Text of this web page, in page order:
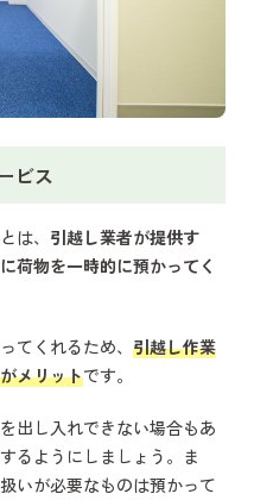
ビス
は、 引越し業者が提供す
荷物を一時的に預かってく
てくれるため、 引越し作業
メリットです。
出し入れできない場合もあ
るようにしましょう。ま
いが必要なものは預かって